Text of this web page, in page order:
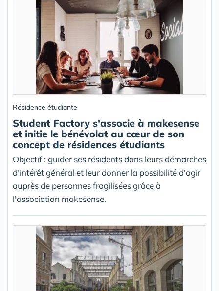
Résidence étudiante
Student Factory s'associe à makesense
et initie le bénévolat au cœur de son
concept de résidences étudiants
Objectif : guider ses résidents dans leurs démarches
d’intérêt général et leur donner la possibilité d'agir
auprès de personnes fragilisées grâce à
l'association makesense.